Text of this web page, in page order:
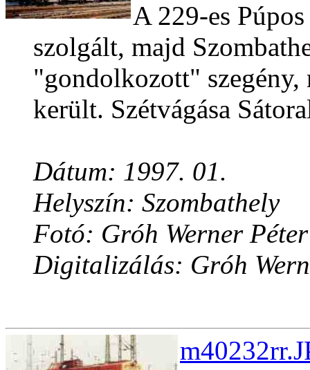
A 229-es
szolgált, majd
"gondolkozott" szegény,
került. Szétvágása
Dátum: 1997. 01.
Helyszín: Szombathely
Fotó: Gróh Werner Péter
Digitalizálás: Gróh